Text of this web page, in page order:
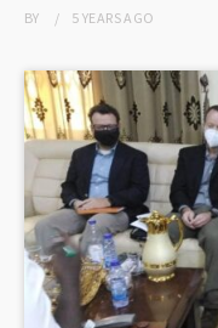
BY 5 YEARSAGO